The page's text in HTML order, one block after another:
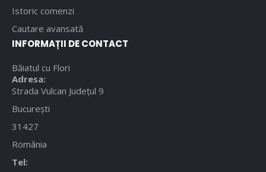
Istoric comenzi
Cautare avansată
INFORMAȚII DE CONTACT
Băiatul cu Flori
Adresa:
Strada Vulcan Județul 9
București
31427
România
Tel: